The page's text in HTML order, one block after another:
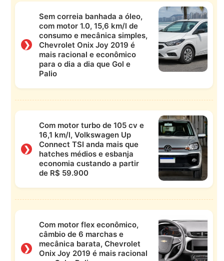
❯
Sem correia banhada a óleo,
com motor 1.0, 15,6 km/l de
consumo e mecânica simples,
Chevrolet Onix Joy 2019 é
mais racional e econômico
para o dia a dia que Gol e
Palio
❯
Com motor turbo de 105 cv e
16,1 km/l, Volkswagen Up
Connect TSI anda mais que
hatches médios e esbanja
economia custando a partir
de R$ 59.900
❯
Com motor flex econômico,
câmbio de 6 marchas e
mecânica barata, Chevrolet
Onix Joy 2019 é mais racional